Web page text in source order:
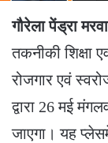
गौरेला पेंड्रा
तकनीकी शिक्षा
रोजगार एवं
द्वारा 26 मई
जाएगा। यह